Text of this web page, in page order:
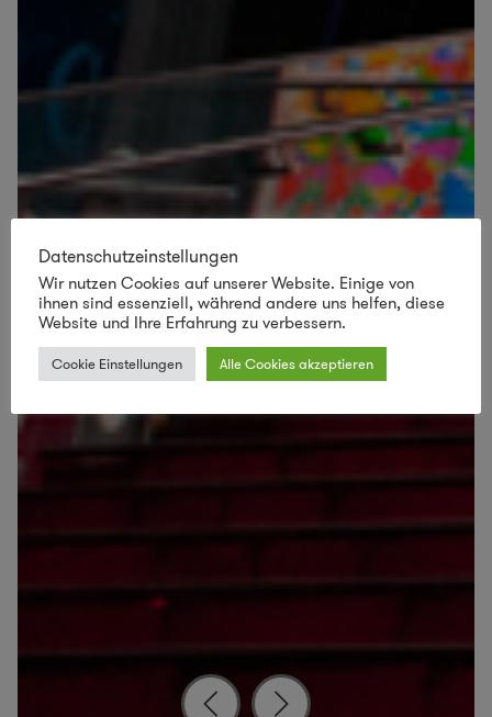
Datenschutzeinstellungen
Wir nutzen Cookies auf unserer Website. Einige von
ihnen sind essenziell, während andere uns helfen, diese
Website und Ihre Erfahrung zu verbessern.
Cookie Einstellungen Alle Cookies akzeptieren